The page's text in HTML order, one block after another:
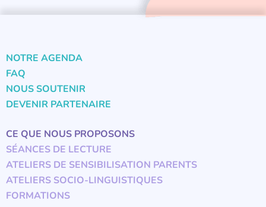
NOTRE AGENDA
FAQ
NOUS SOUTENIR
DEVENIR PARTENAIRE
CE QUE NOUS PROPOSONS
SÉANCES DE LECTURE
ATELIERS DE SENSIBILISATION PARENTS
ATELIERS SOCIO-LINGUISTIQUES
FORMATIONS